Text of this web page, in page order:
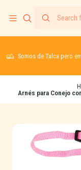
Somos de Talca pero
Arnés para Conejo